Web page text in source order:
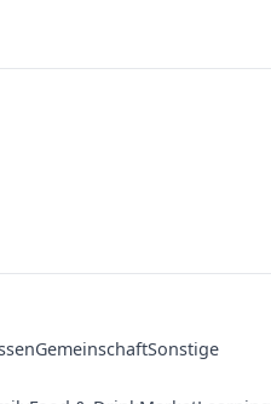
GemeinschaftSonstige